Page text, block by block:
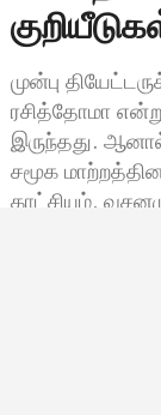
முன்பு
ரசித்தோமா
இருந்தது.
சமூக
காட்சியும்,